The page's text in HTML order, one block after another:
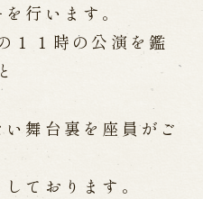
「くにうみ」
を行います。
１１時の公演を鑑
舞台裏を座員がご
ております。